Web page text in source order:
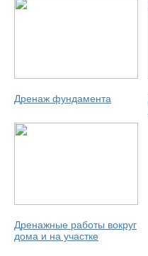
Дренаж фундамента
Дренажные работы вокруг
дома и на участке